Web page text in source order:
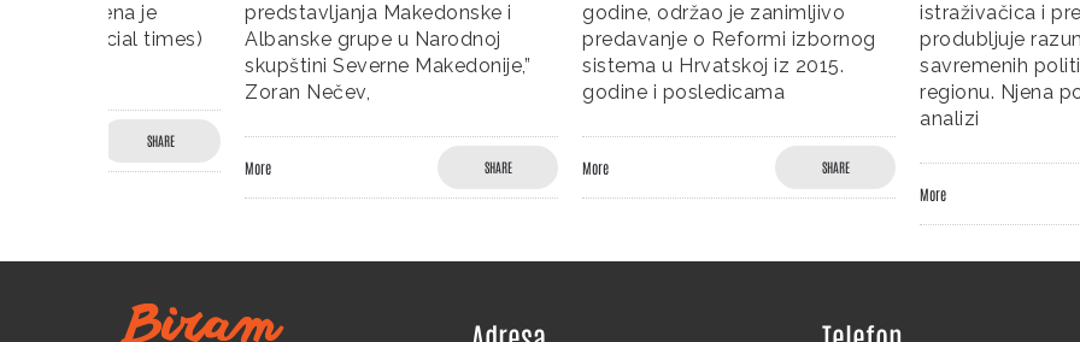
predstavljanja Makedonske i
Albanske grupe u Narodnoj
skupštini Severne Makedonije,”
More
godine, održao je zanimljivo
predavanje o Reformi izbornog
sistema u Hrvatskoj iz 2015.
godine i posledicama
istraživačica i predavačica čiji
produbljuje razumevanje
savremenih političkih
regionu. Njena posvećenost
More